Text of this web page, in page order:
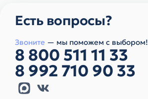
Есть вопросы?
Звоните — мы поможем с выбором!
8 800 511 11 33
8 992 710 90 33